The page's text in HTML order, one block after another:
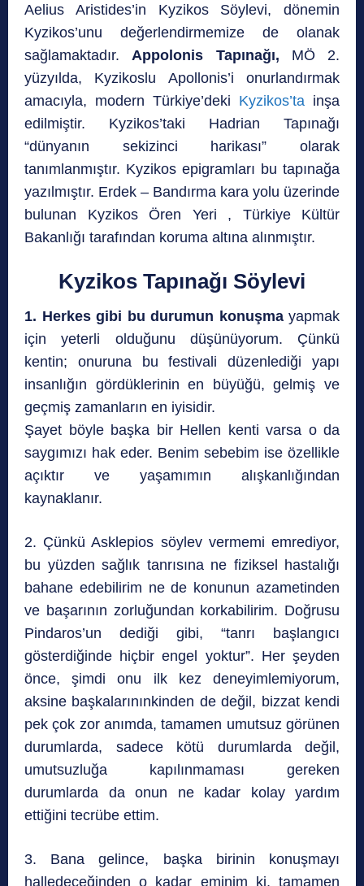
Aelius Aristides’in Kyzikos Söylevi, dönemin
Kyzikos’unu değerlendirmemize de olanak
sağlamaktadır. Appolonis Tapınağı, MÖ 2.
yüzyılda, Kyzikoslu Apollonis’i onurlandırmak
amacıyla, modern Türkiye’deki Kyzikos’ta inşa
edilmiştir. Kyzikos’taki Hadrian Tapınağı
“dünyanın sekizinci harikası” olarak
tanımlanmıştır. Kyzikos epigramları bu tapınağa
yazılmıştır. Erdek – Bandırma kara yolu üzerinde
bulunan Kyzikos Ören Yeri , Türkiye Kültür
Bakanlığı tarafından koruma altına alınmıştır.
Kyzikos Tapınağı Söylevi
1. Herkes gibi bu durumun konuşmayapmak
için yeterli olduğunu düşünüyorum. Çünkü
kentin; onuruna bu festivali düzenlediği yapı
insanlığın gördüklerinin en büyüğü, gelmiş ve
geçmiş zamanların en iyisidir.
Şayet böyle başka bir Hellen kenti varsa o da
saygımızı hak eder. Benim sebebim ise özellikle
açıktır ve yaşamımın alışkanlığından
kaynaklanır.
2. Çünkü Asklepios söylev vermemi emrediyor,
bu yüzden sağlık tanrısına ne fiziksel hastalığı
bahane edebilirim ne de konunun azametinden
ve başarının zorluğundan korkabilirim. Doğrusu
Pindaros’un dediği gibi, “tanrı başlangıcı
gösterdiğinde hiçbir engel yoktur”. Her şeyden
önce, şimdi onu ilk kez deneyimlemiyorum,
aksine başkalarınınkinden de değil, bizzat kendi
pek çok zor anımda, tamamen umutsuz görünen
durumlarda, sadece kötü durumlarda değil,
umutsuzluğa kapılınmaması gereken
durumlarda da onun ne kadar kolay yardım
ettiğini tecrübe ettim.
3. Bana gelince, başka birinin konuşmayı
halledeceğinden o kadar eminim ki, tamamen